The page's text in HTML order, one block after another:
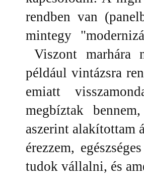
rendben van
mintegy
Viszont marhára
például vintázsra
emiatt
megbíztak
aszerint alakítottam
érezzem,
tudok vállalni, és